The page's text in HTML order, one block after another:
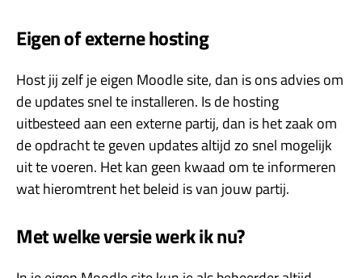
Eigen of externe hosting
Host jij zelf je eigen Moodle site, dan is ons advies om
de updates snel te installeren. Is de hosting
uitbesteed aan een externe partij, dan is het zaak om
de opdracht te geven updates altijd zo snel mogelijk
uit te voeren. Het kan geen kwaad om te informeren
wat hieromtrent het beleid is van jouw partij.
Met welke versie werk ik nu?